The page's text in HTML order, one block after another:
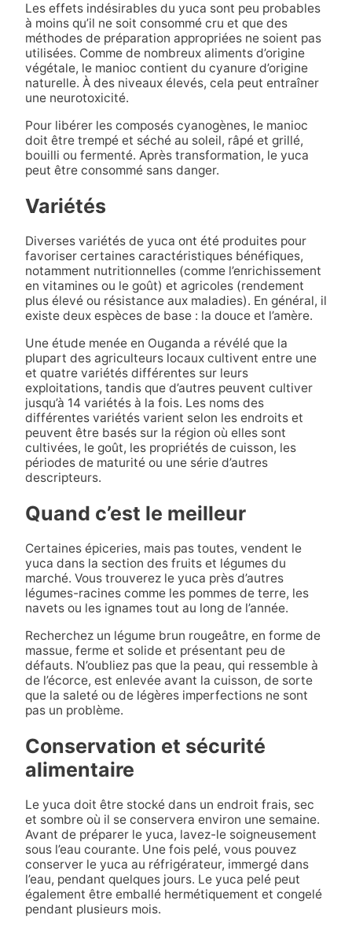
Les effets indésirables du yuca sont peu probables
à moins qu’il ne soit consommé cru et que des
méthodes de préparation appropriées ne soient pas
utilisées. Comme de nombreux aliments d’origine
végétale, le manioc contient du cyanure d’origine
naturelle. À des niveaux élevés, cela peut entraîner
une neurotoxicité.
Pour libérer les composés cyanogènes, le manioc
doit être trempé et séché au soleil, râpé et grillé,
bouilli ou fermenté. Après transformation, le yuca
peut être consommé sans danger.
Variétés
Diverses variétés de yuca ont été produites pour
favoriser certaines caractéristiques bénéfiques,
notamment nutritionnelles (comme l’enrichissement
en vitamines ou le goût) et agricoles (rendement
plus élevé ou résistance aux maladies). En général, il
existe deux espèces de base : la douce et l’amère.
Une étude menée en Ouganda a révélé que la
plupart des agriculteurs locaux cultivent entre une
et quatre variétés différentes sur leurs
exploitations, tandis que d’autres peuvent cultiver
jusqu’à 14 variétés à la fois. Les noms des
différentes variétés varient selon les endroits et
peuvent être basés sur la région où elles sont
cultivées, le goût, les propriétés de cuisson, les
périodes de maturité ou une série d’autres
descripteurs.
Quand c’est le meilleur
Certaines épiceries, mais pas toutes, vendent le
yuca dans la section des fruits et légumes du
marché. Vous trouverez le yuca près d’autres
légumes-racines comme les pommes de terre, les
navets ou les ignames tout au long de l’année.
Recherchez un légume brun rougeâtre, en forme de
massue, ferme et solide et présentant peu de
défauts. N’oubliez pas que la peau, qui ressemble à
de l’écorce, est enlevée avant la cuisson, de sorte
que la saleté ou de légères imperfections ne sont
pas un problème.
Conservation et sécurité
alimentaire
Le yuca doit être stocké dans un endroit frais, sec
et sombre où il se conservera environ une semaine.
Avant de préparer le yuca, lavez-le soigneusement
sous l’eau courante. Une fois pelé, vous pouvez
conserver le yuca au réfrigérateur, immergé dans
l’eau, pendant quelques jours. Le yuca pelé peut
également être emballé hermétiquement et congelé
pendant plusieurs mois.